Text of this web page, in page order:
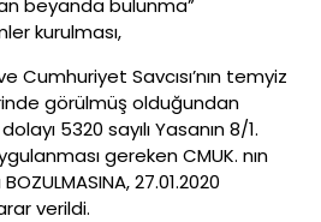
beyanda bulunma”
kurulması,
Cumhuriyet Savcısı’nın temyiz
görülmüş olduğundan
5320 sayılı Yasanın 8/1.
gereken CMUK. nın
27.01.2020
verildi.